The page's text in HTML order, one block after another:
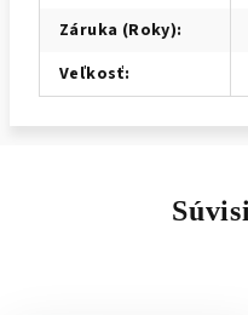
Záruka (Roky):
Veľkosť: